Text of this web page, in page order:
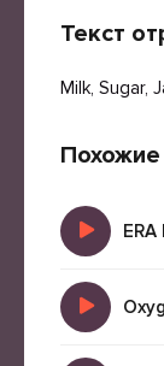
Текст
Milk, Sugar,
ERA